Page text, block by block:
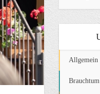
Allgemein
Brauchtum